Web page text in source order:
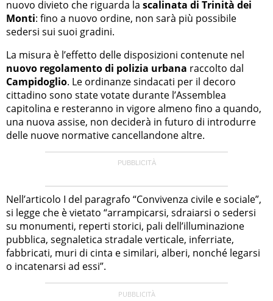
nuovo divieto che riguarda la scalinata di Trinità dei
Monti: fino a nuovo ordine, non sarà più possibile
sedersi sui suoi gradini.
La misura è l’effetto delle disposizioni contenute nel
nuovo regolamento di polizia urbana raccolto dal
Campidoglio. Le ordinanze sindacati per il decoro
cittadino sono state votate durante l’Assemblea
capitolina e resteranno in vigore almeno fino a quando,
una nuova assise, non deciderà in futuro di introdurre
delle nuove normative cancellandone altre.
Nell’articolo I del paragrafo “Convivenza civile e sociale”,
si legge che è vietato “arrampicarsi, sdraiarsi o sedersi
su monumenti, reperti storici, pali dell’illuminazione
pubblica, segnaletica stradale verticale, inferriate,
fabbricati, muri di cinta e similari, alberi, nonché legarsi
o incatenarsi ad essi”.